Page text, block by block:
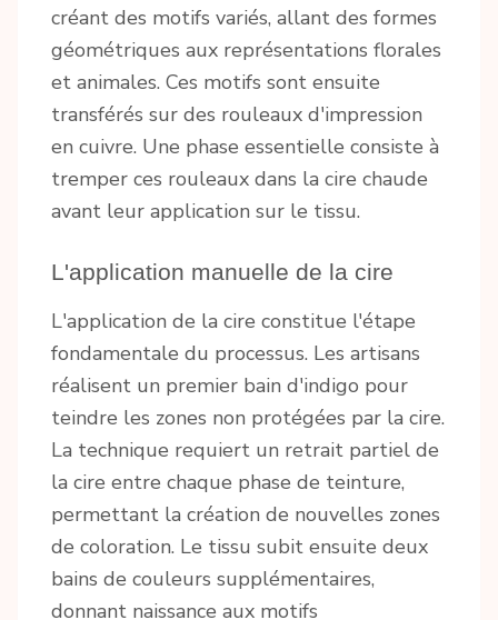
créant des motifs variés, allant des formes
géométriques aux représentations florales
et animales. Ces motifs sont ensuite
transférés sur des rouleaux d'impression
en cuivre. Une phase essentielle consiste à
tremper ces rouleaux dans la cire chaude
avant leur application sur le tissu.
L'application manuelle de la cire
L'application de la cire constitue l'étape
fondamentale du processus. Les artisans
réalisent un premier bain d'indigo pour
teindre les zones non protégées par la cire.
La technique requiert un retrait partiel de
la cire entre chaque phase de teinture,
permettant la création de nouvelles zones
de coloration. Le tissu subit ensuite deux
bains de couleurs supplémentaires,
donnant naissance aux motifs